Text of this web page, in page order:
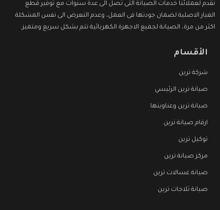
نقدم لعملائنا خدمات الصيانة التى تصل الى عدة سنوات مع توفير قطع
الغيار الاصلية لضمان جودتها فى العمل، وعدم التعرض الى نفس المشكلة
اكثر من مرة، الصيانة لجميع الاجهزة الكهربائية تتم بشكل سريع ومتميز.
الأقسام
شركة ترين
صيانة ترين الرئيسي
صيانة ترين وعناوينها
ارقام صيانة ترين
توكيل ترين
مركز صيانة ترين
صيانة غسالات ترين
صيانة ثلاجات ترين